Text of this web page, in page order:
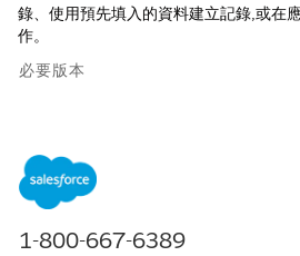
錄、使用預先填入的資料建立記錄,或在
作。
必要版本
提供版本：具有 Life Sciences Cloud
Customer Engagement 附加元件授權
Customer Engagement 受管理封裝的
Edition。
1-800-667-6389